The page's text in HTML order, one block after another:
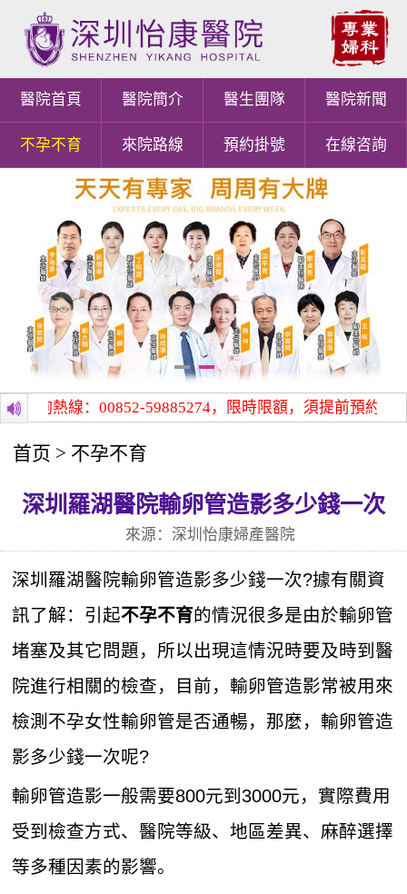
醫院首頁 醫院簡介 醫生團隊 醫院新聞
不孕不育 來院路線 預約掛號 在線咨詢
2
咨詢熱線：00852-59885274，限時限額，須提前預約！
首页 > 不孕不育
深圳羅湖醫院輸卵管造影多少錢一次
來源：深圳怡康婦產醫院
深圳羅湖醫院輸卵管造影多少錢一次?據有關資
訊了解：引起不孕不育的情況很多是由於輸卵管
堵塞及其它問題，所以出現這情況時要及時到醫
院進行相關的檢查，目前，輸卵管造影常被用來
檢測不孕女性輸卵管是否通暢，那麼，輸卵管造
影多少錢一次呢?
輸卵管造影一般需要800元到3000元，實際費用
受到檢查方式、醫院等級、地區差異、麻醉選擇
等多種因素的影響。